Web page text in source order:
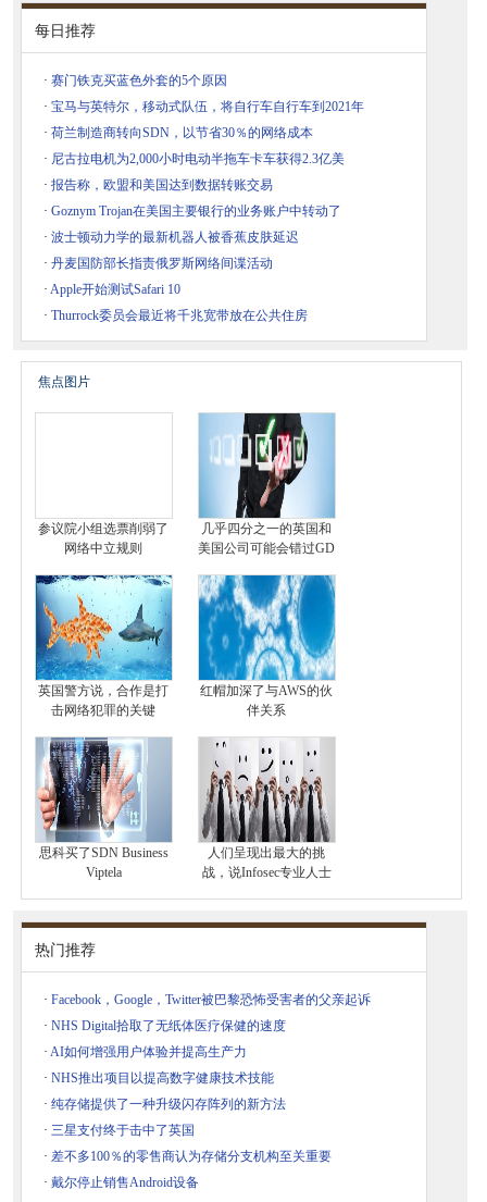
每日推荐
· 赛门铁克买蓝色外套的5个原因
· 宝马与英特尔，移动式队伍，将自行车自行车到2021年
· 荷兰制造商转向SDN，以节省30％的网络成本
· 尼古拉电机为2,000小时电动半拖车卡车获得2.3亿美
· 报告称，欧盟和美国达到数据转账交易
· Goznym Trojan在美国主要银行的业务账户中转动了
· 波士顿动力学的最新机器人被香蕉皮肤延迟
· 丹麦国防部长指责俄罗斯网络间谍活动
· Apple开始测试Safari 10
· Thurrock委员会最近将千兆宽带放在公共住房
焦点图片
参议院小组选票削弱了
网络中立规则
几乎四分之一的英国和
美国公司可能会错过GD
英国警方说，合作是打
击网络犯罪的关键
红帽加深了与AWS的伙
伴关系
思科买了SDN Business
Viptela
人们呈现出最大的挑
战，说Infosec专业人士
热门推荐
· Facebook，Google，Twitter被巴黎恐怖受害者的父亲起诉
· NHS Digital拾取了无纸体医疗保健的速度
· AI如何增强用户体验并提高生产力
· NHS推出项目以提高数字健康技术技能
· 纯存储提供了一种升级闪存阵列的新方法
· 三星支付终于击中了英国
· 差不多100％的零售商认为存储分支机构至关重要
· 戴尔停止销售Android设备